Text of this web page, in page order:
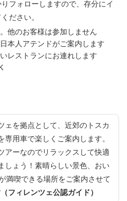
フォローしますので、存分にイ
ださい。
他のお客様は参加しません
本人アテンドがご案内します
レストランにお連れします
ェを拠点として、近郊のトスカ
専用車で楽しくご案内します。
アーなのでリラックスして快適
しょう！素晴らしい景色、おい
満喫できる場所をご案内させて
フィレンツェ公認ガイド）